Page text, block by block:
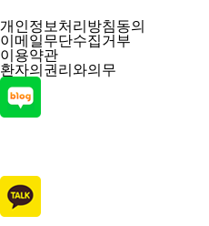
개인정보처리방침동의
이메일무단수집거부
이용약관
환자의권리와의무